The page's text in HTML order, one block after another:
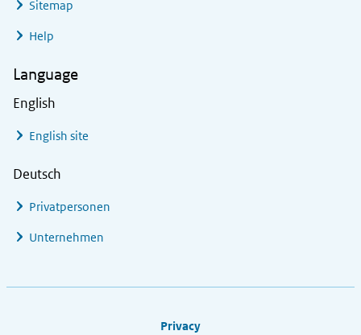
Sitemap
Help
Language
English
English site
Deutsch
Privatpersonen
Unternehmen
Privacy